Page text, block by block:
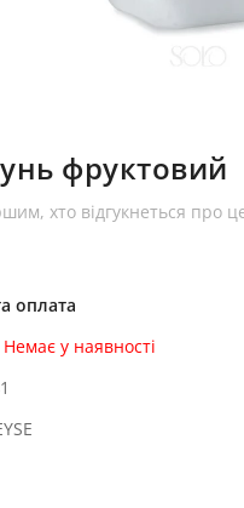
фруктовий
хто відгукнеться про
оплата
Немає у наявності